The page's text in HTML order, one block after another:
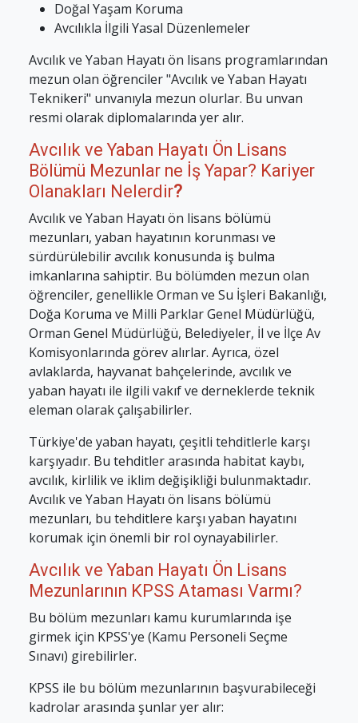
Doğal Yaşam Koruma
Avcılıkla İlgili Yasal Düzenlemeler
Avcılık ve Yaban Hayatı ön lisans programlarından
mezun olan öğrenciler "Avcılık ve Yaban Hayatı
Teknikeri" unvanıyla mezun olurlar. Bu unvan
resmi olarak diplomalarında yer alır.
Avcılık ve Yaban Hayatı Ön Lisans
Bölümü Mezunlar ne İş Yapar? Kariyer
Olanakları Nelerdir?
Avcılık ve Yaban Hayatı ön lisans bölümü
mezunları, yaban hayatının korunması ve
sürdürülebilir avcılık konusunda iş bulma
imkanlarına sahiptir. Bu bölümden mezun olan
öğrenciler, genellikle Orman ve Su İşleri Bakanlığı,
Doğa Koruma ve Milli Parklar Genel Müdürlüğü,
Orman Genel Müdürlüğü, Belediyeler, İl ve İlçe Av
Komisyonlarında görev alırlar. Ayrıca, özel
avlaklarda, hayvanat bahçelerinde, avcılık ve
yaban hayatı ile ilgili vakıf ve derneklerde teknik
eleman olarak çalışabilirler.
Türkiye'de yaban hayatı, çeşitli tehditlerle karşı
karşıyadır. Bu tehditler arasında habitat kaybı,
avcılık, kirlilik ve iklim değişikliği bulunmaktadır.
Avcılık ve Yaban Hayatı ön lisans bölümü
mezunları, bu tehditlere karşı yaban hayatını
korumak için önemli bir rol oynayabilirler.
Avcılık ve Yaban Hayatı Ön Lisans
Mezunlarının KPSS Ataması Varmı?
Bu bölüm mezunları kamu kurumlarında işe
girmek için KPSS'ye (Kamu Personeli Seçme
Sınavı) girebilirler.
KPSS ile bu bölüm mezunlarının başvurabileceği
kadrolar arasında şunlar yer alır: